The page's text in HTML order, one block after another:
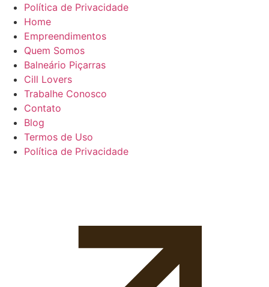
Política de Privacidade
Home
Empreendimentos
Quem Somos
Balneário Piçarras
Cill Lovers
Trabalhe Conosco
Contato
Blog
Termos de Uso
Política de Privacidade